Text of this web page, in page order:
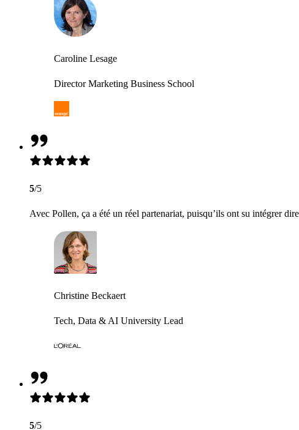
Caroline Lesage
Director Marketing Business School
5/5
Avec Pollen, ça a été un réel partenariat, puisqu’ils ont su intégrer
Christine Beckaert
Tech, Data & AI University Lead
5/5